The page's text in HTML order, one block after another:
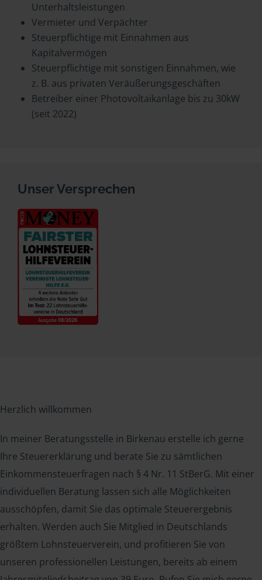
Unterhaltsleistungen
Vermieter und Verpächter
Steuerpflichtige mit Einnahmen aus
Kapitalvermögen
Steuerpflichtige mit sonstigen Einnahmen, wie
z. B. aus privaten Veräußerungsgeschäften
Betreiber einer Photovoltaikanlage bis zu 30kW
(seit 2022)
Unser Versprechen
Herzlich willkommen
In meiner Beratungsstelle in Birkenau erstelle ich gerne
Ihre Steuererklärung und berate Sie zu sämtlichen
Einkommensteuerfragen nach § 4 Nr. 11 StBerG. Mit einer
individuellen Beratung lassen sich alle Möglichkeiten
ausschöpfen, damit Sie das optimale Steuerergebnis
erhalten. Werden auch Sie Mitglied in Deutschlands
größtem Lohnsteuerverein, und profitieren Sie von
unseren professionellen Leistungen, bereits ab einem